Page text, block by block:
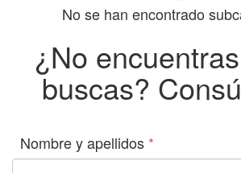
No se han encontrado
¿No
buscas?
Nombre y apellidos *